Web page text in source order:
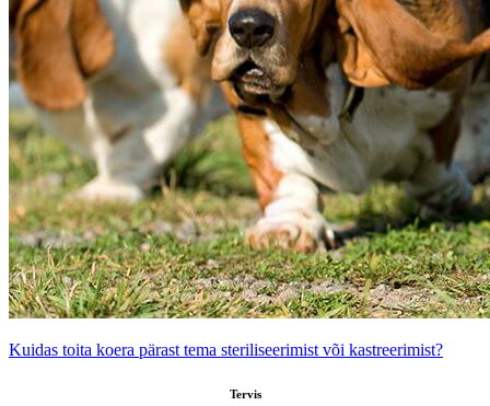
Kuidas toita koera pärast tema steriliseerimist või kastreerimist?
Tervis